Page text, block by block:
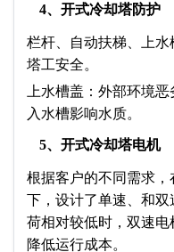
4、开式冷却塔防护
栏杆、自动扶梯、上
塔工安全。
上水槽盖：外部环境
入水槽影响水质。
5、开式冷却塔电机
根据客户的不同需求
下，设计了单速、和
荷相对较低时，双速
降低运行成本。